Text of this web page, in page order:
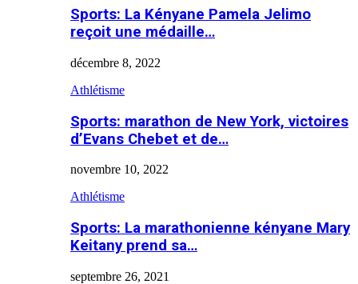
Sports: La Kényane Pamela Jelimo
reçoit une médaille…
décembre 8, 2022
Athlétisme
Sports: marathon de New York, victoires
d’Evans Chebet et de…
novembre 10, 2022
Athlétisme
Sports: La marathonienne kényane Mary
Keitany prend sa…
septembre 26, 2021